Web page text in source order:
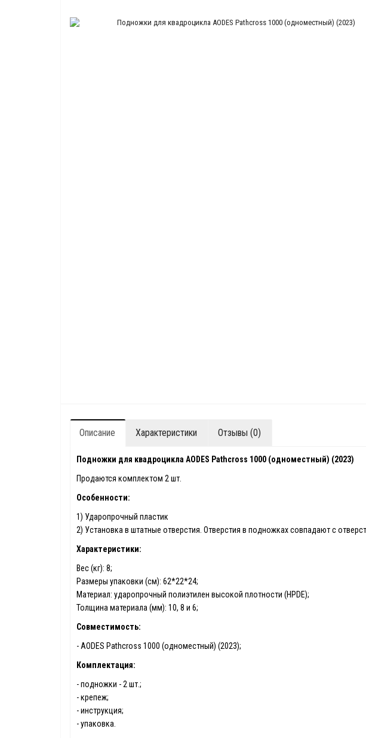
Описание Характеристики Отзывы (0)
Подножки для квадроцикла AODES Pathcross 1000 (одноместный) (2023)
Продаются комплектом 2 шт.
Особенности:
1) Ударопрочный пластик
2) Установка в штатные отверстия. Отверстия в подножках совпадают с
Характеристики:
Вес (кг): 8;
Размеры упаковки (см): 62*22*24;
Материал: ударопрочный полиэтилен высокой плотности (HPDE);
Толщина материала (мм): 10, 8 и 6;
Совместимость:
- AODES Pathcross 1000 (одноместный) (2023);
Комплектация:
- подножки - 2 шт.;
- крепеж;
- инструкция;
- упаковка.